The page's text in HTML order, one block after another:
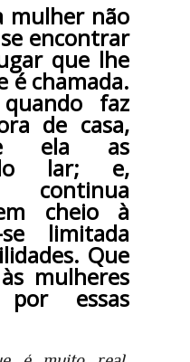
mulher não
encontrar
que lhe
é chamada.
faz
de casa,
ela as
do lar; e,
cheio à
limitada
Que
mulheres
essas